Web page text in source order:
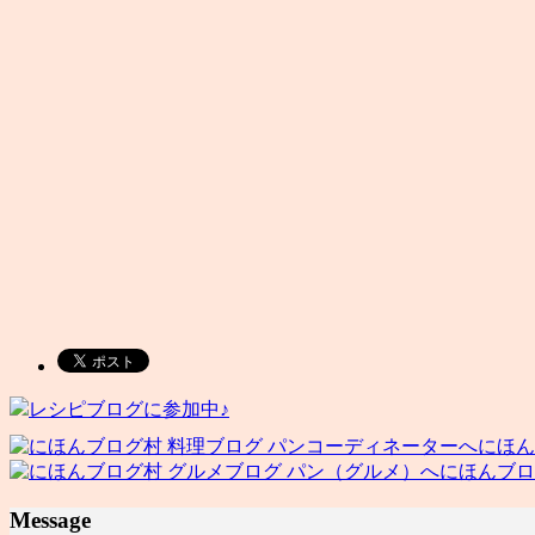
レシピブログに参加中♪
にほ
にほんブ
Message